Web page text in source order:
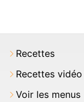
Recettes
Recettes vidéo
Voir les menus